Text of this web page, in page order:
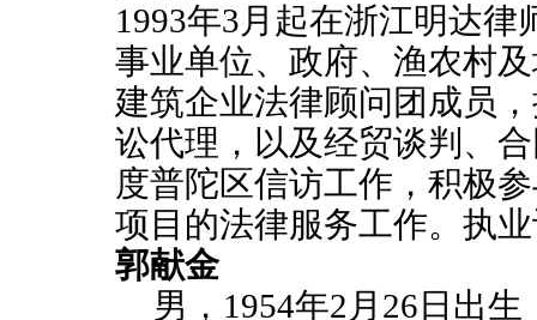
1993年3月起在浙江明达律
事业单位、政府、渔农村
建筑企业法律顾问团成员
讼代理，以及经贸谈判、
度普陀区信访工作，积极
项目的法律服务工作。执
郭献金
男， 1954年2 月 26 日出